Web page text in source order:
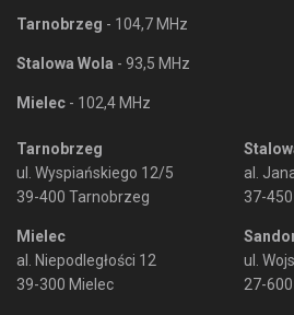
Tarnobrzeg - 104,7 MHz
Stalowa Wola - 93,5 MHz
Mielec - 102,4 MHz
Tarnobrzeg
ul. Wyspiańskiego 12/5
39-400 Tarnobrzeg
Mielec
al. Niepodległości 12
39-300 Mielec
al.
37-
ul.
27-